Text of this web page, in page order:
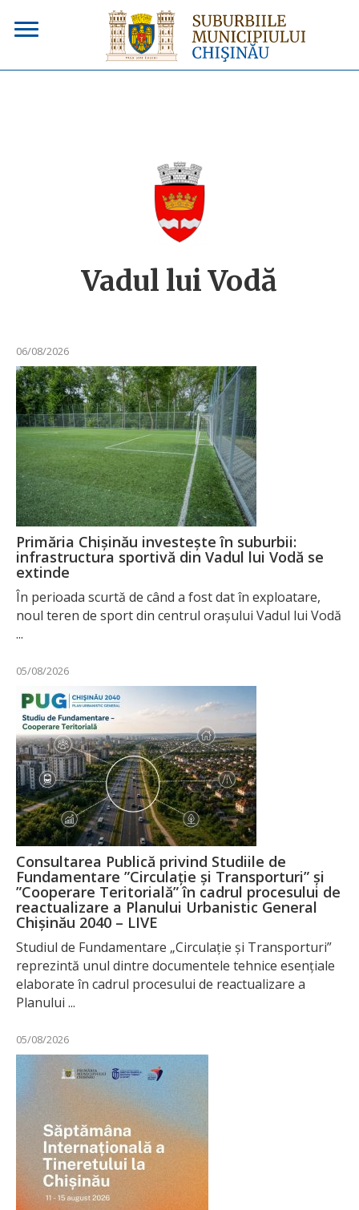
Vadul lui Vodă
06/08/2026
Primăria Chișinău investește în suburbii:
infrastructura sportivă din Vadul lui Vodă se
extinde
În perioada scurtă de când a fost dat în exploatare,
noul teren de sport din centrul orașului Vadul lui Vodă
...
05/08/2026
Consultarea Publică privind Studiile de
Fundamentare ”Circulație și Transporturi” și
”Cooperare Teritorială” în cadrul procesului de
reactualizare a Planului Urbanistic General
Chișinău 2040 – LIVE
Studiul de Fundamentare „Circulație și Transporturi”
reprezintă unul dintre documentele tehnice esențiale
elaborate în cadrul procesului de reactualizare a
Planului ...
05/08/2026